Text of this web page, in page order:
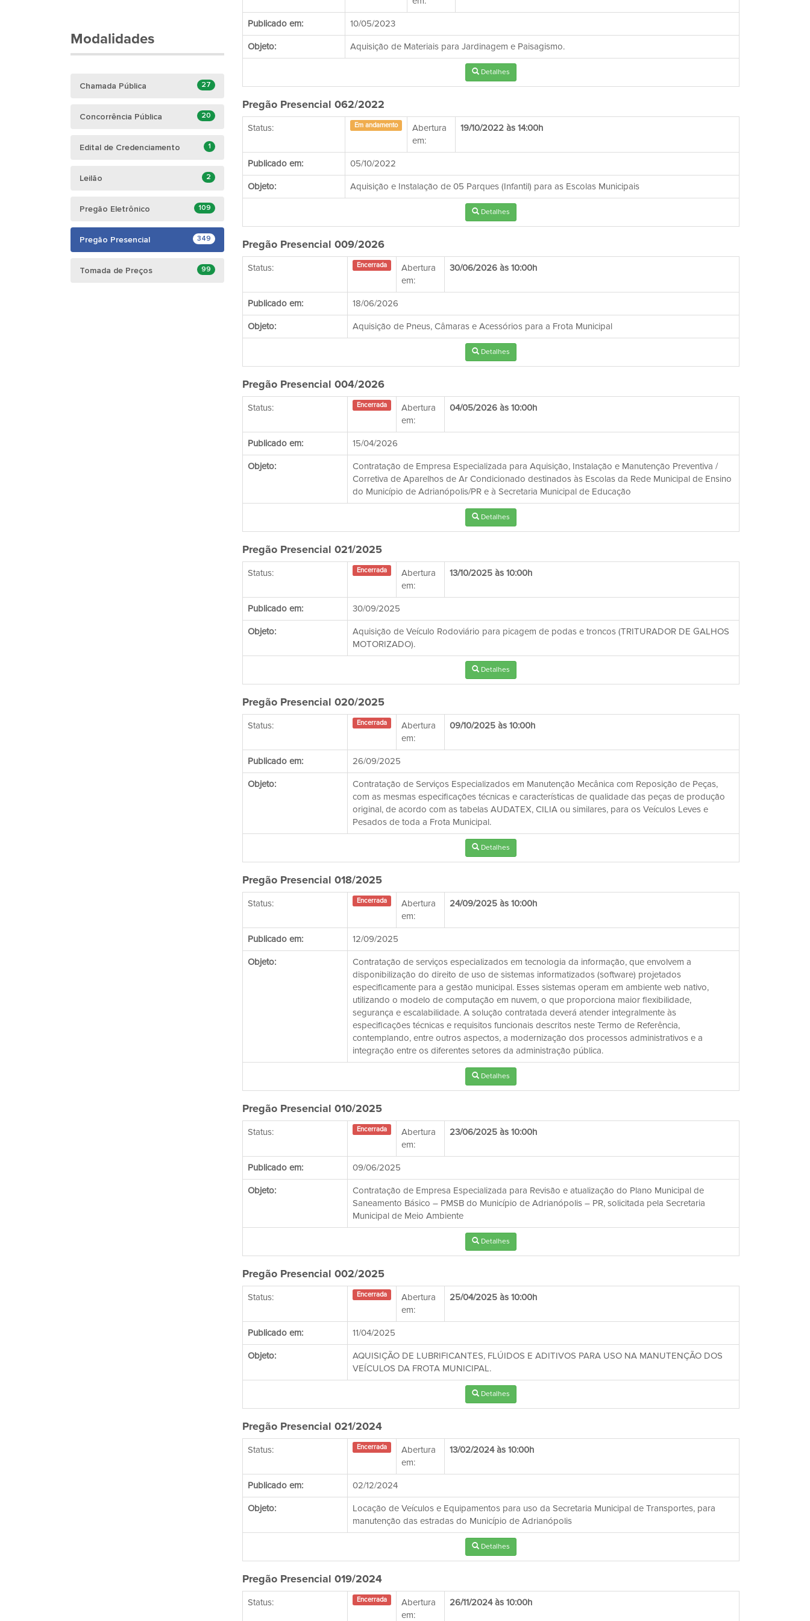
Modalidades
Chamada Pública 27
Concorrência Pública 20
Edital de Credenciamento 1
Leilão 2
Pregão Eletrônico 109
Pregão Presencial 349
Tomada de Preços 99
Publicado em: 10/05/2023
Objeto: Aquisição de Materiais para Jardinagem e Paisagismo.
Detalhes
Pregão Presencial 062/2022
Status: Em andamento
Abertura
em:
19/10/2022 às 14:00h
Publicado em: 05/10/2022
Objeto: Aquisição e Instalação de 05 Parques (Infantil) para as Escolas Municipais
Detalhes
Pregão Presencial 009/2026
Status: Encerrada
Abertura
em:
30/06/2026 às 10:00h
Publicado em: 18/06/2026
Objeto: Aquisição de Pneus, Câmaras e Acessórios para a Frota Municipal
Detalhes
Pregão Presencial 004/2026
Status: Encerrada
Abertura
em:
04/05/2026 às 10:00h
Publicado em: 15/04/2026
Objeto:
Contratação de Empresa Especializada para Aquisição, Instalação e Manutenção Preventiva /
Corretiva de Aparelhos de Ar Condicionado destinados às Escolas da Rede Municipal de Ensino
do Município de Adrianópolis/PR e à Secretaria Municipal de Educação
Detalhes
Pregão Presencial 021/2025
Status: Encerrada
Abertura
em:
13/10/2025 às 10:00h
Publicado em: 30/09/2025
Objeto:
Aquisição de Veículo Rodoviário para picagem de podas e troncos (TRITURADOR DE GALHOS
MOTORIZADO).
Detalhes
Pregão Presencial 020/2025
Status: Encerrada
Abertura
em:
09/10/2025 às 10:00h
Publicado em: 26/09/2025
Objeto:
Contratação de Serviços Especializados em Manutenção Mecânica com Reposição de Peças,
com as mesmas especificações técnicas e características de qualidade das peças de produção
original, de acordo com as tabelas AUDATEX, CILIA ou similares, para os Veículos Leves e
Pesados de toda a Frota Municipal.
Detalhes
Pregão Presencial 018/2025
Status: Encerrada
Abertura
em:
24/09/2025 às 10:00h
Publicado em: 12/09/2025
Objeto:
Contratação de serviços especializados em tecnologia da informação, que envolvem a
disponibilização do direito de uso de sistemas informatizados (software) projetados
especificamente para a gestão municipal. Esses sistemas operam em ambiente web nativo,
utilizando o modelo de computação em nuvem, o que proporciona maior flexibilidade,
segurança e escalabilidade. A solução contratada deverá atender integralmente às
especificações técnicas e requisitos funcionais descritos neste Termo de Referência,
contemplando, entre outros aspectos, a modernização dos processos administrativos e a
integração entre os diferentes setores da administração pública.
Detalhes
Pregão Presencial 010/2025
Status: Encerrada
Abertura
em:
23/06/2025 às 10:00h
Publicado em: 09/06/2025
Objeto:
Contratação de Empresa Especializada para Revisão e atualização do Plano Municipal de
Saneamento Básico – PMSB do Município de Adrianópolis – PR, solicitada pela Secretaria
Municipal de Meio Ambiente
Detalhes
Pregão Presencial 002/2025
Status: Encerrada
Abertura
em:
25/04/2025 às 10:00h
Publicado em: 11/04/2025
Objeto:
AQUISIÇÃO DE LUBRIFICANTES, FLÚIDOS E ADITIVOS PARA USO NA MANUTENÇÃO DOS
VEÍCULOS DA FROTA MUNICIPAL.
Detalhes
Pregão Presencial 021/2024
Status: Encerrada
Abertura
em:
13/02/2024 às 10:00h
Publicado em: 02/12/2024
Objeto:
Locação de Veículos e Equipamentos para uso da Secretaria Municipal de Transportes, para
manutenção das estradas do Município de Adrianópolis
Detalhes
Pregão Presencial 019/2024
Status: Encerrada
Abertura
em:
26/11/2024 às 10:00h